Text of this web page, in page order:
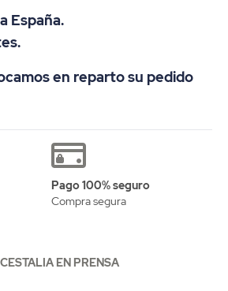
España.
en reparto su pedido
Pago 100% seguro
Compra segura
CESTALIA EN PRENSA